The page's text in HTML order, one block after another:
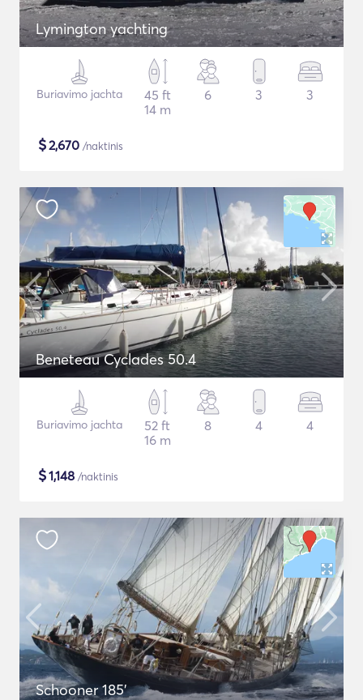
Lymington yachting
Buriavimo jachta
45 ft
14 m
6 3 3
$2,670 /naktinis
Beneteau Cyclades 50.4
Buriavimo jachta
52 ft
16 m
8 4 4
$1,148 /naktinis
Schooner 185'